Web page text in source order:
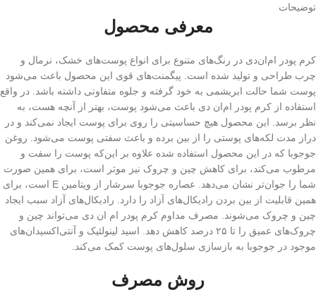
توضیحات
معرفی محصول
کرم پودر ام‌ان‌دی در رنگ‌های متنوع برای انواع پوست‌های خشک، نرمال و
چرب طراحی و تولید شده است. پیگمنت‌های قوی این محصول باعث می‌شود
پوست شما حالت ابریشمی به خود گرفته و جلوه متفاوتی داشته باشد. در واقع
استفاده از کرم پودر ام‌ان دی باعث می‌شود پوست، بهتر از آنچه هست، به
نظر برسد. این محصول هیچ حساسیتی را روی برای پوست ایجاد نمی‌کند و در
دراز مدت لکه‌های پوستی را از بین برده و باعث سفتی پوست می‌شود. روغن
جوجوبا که در این محصول استفاده شده علاوه بر این‌که پوست را سفت و
مرطوب می‌کند، برای کاهش چین و چروک نیز موثر است، برای همین صورت
شما را جوان‌تر نشان می‌دهد. عصاره جوجوبا سرشار از ویتامین E است، برای
همین قابلیت از بین بردن رادیکال‌های آزاد را دارد. رادیکال‌های آزاد سبب ایجاد
چین و چروک می‌شوند. مصرف مداوم کرم پودر ام ان دی می‌تواند چین و
چروک‌های عمیق را تا ۲۵ درصد کاهش دهد. اسید لینولئیک و آنتی‌اکسیدان‌های
موجود در جوجوبا به بازسازی سلول‌های پوست کمک می‌کند.
روش مصرف